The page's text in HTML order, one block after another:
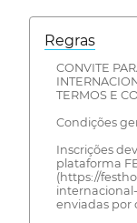
Regras
CONVITE
TERMOS E
Condições
Inscrições
plataforma
(https://
enviadas por